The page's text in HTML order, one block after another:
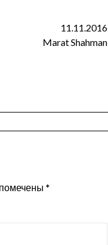
11.11.2016
Marat Shahman
*